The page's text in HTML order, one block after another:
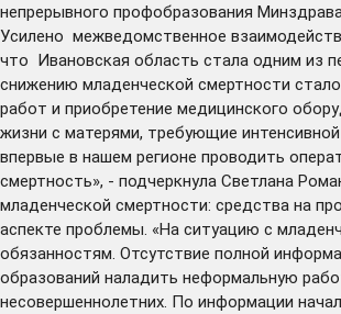
непрерывного профобразования
Усилено межведомственное
что Ивановская область стала одним из
снижению младенческой смертности
работ и приобретение медицинского
жизни с матерями, требующие
впервые в нашем регионе проводить
смертность», - подчеркнула Светлана
младенческой смертности: средства на
аспекте проблемы. «На ситуацию с
обязанностям. Отсутствие полной
образований наладить неформальную
несовершеннолетних. По информации